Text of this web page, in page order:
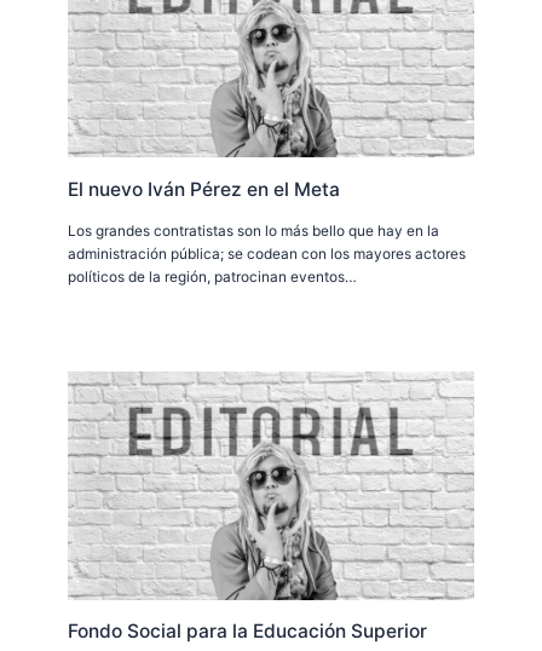
El nuevo Iván Pérez en el Meta
Los grandes contratistas son lo más bello que hay en la
administración pública; se codean con los mayores actores
políticos de la región, patrocinan eventos…
Fondo Social para la Educación Superior